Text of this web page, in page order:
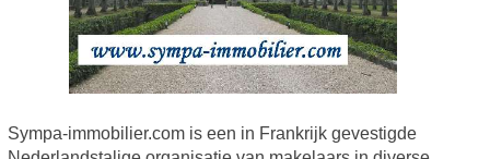
Sympa-immobilier.com is een in Frankrijk gevestigde